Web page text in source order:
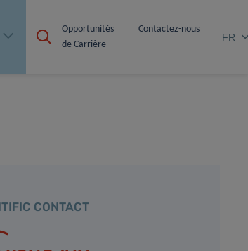
Opportunités
de Carrière
Contactez-nous
FR
CONTACT